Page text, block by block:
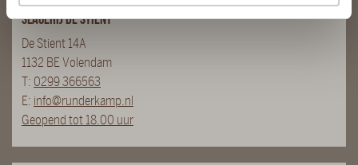
Slagerij De Stient
De Stient 14A
1132 BE Volendam
T: 0299 366563
E: info@runderkamp.nl
Geopend tot 18.00 uur